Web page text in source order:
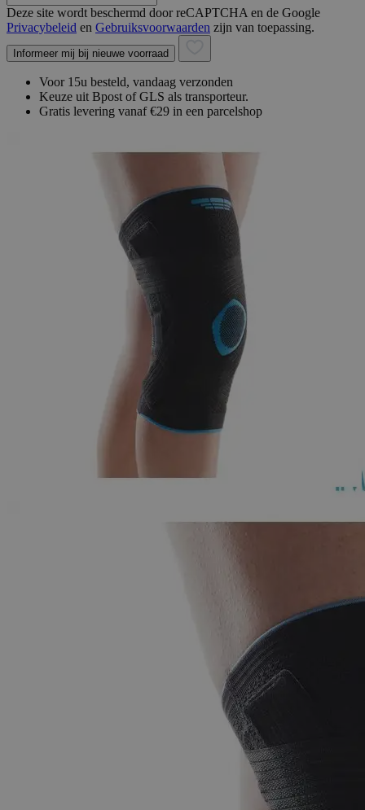
Deze site wordt beschermd door reCAPTCHA en de Google
Privacybeleid en Gebruiksvoorwaarden zijn van toepassing.
Informeer mij bij nieuwe voorraad
Voor 15u besteld, vandaag verzonden
Keuze uit Bpost of GLS als transporteur.
Gratis levering vanaf €29 in een parcelshop